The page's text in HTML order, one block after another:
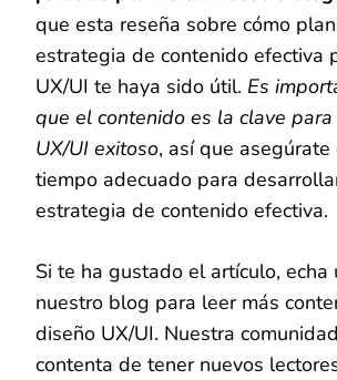
que esta reseña sobre cómo
estrategia de contenido efectiva
UX/UI te haya sido útil. Es
que el contenido es la clave
UX/UI exitoso, así que
tiempo adecuado para
estrategia de contenido efectiva.
Si te ha gustado el artículo, echa
nuestro blog para leer más
diseño UX/UI. Nuestra
contenta de tener nuevos